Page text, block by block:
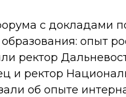
с докладами
опыт
ректор
и ректор
об опыте